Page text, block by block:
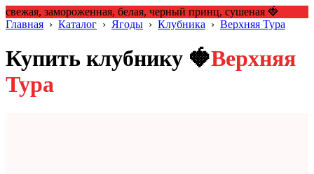
свежая, замороженная, белая, черный принц, сушеная 🍓
Главная › Каталог › Ягоды › Клубника › Верхняя Тура
Купить клубнику 🍓Верхняя
Тура